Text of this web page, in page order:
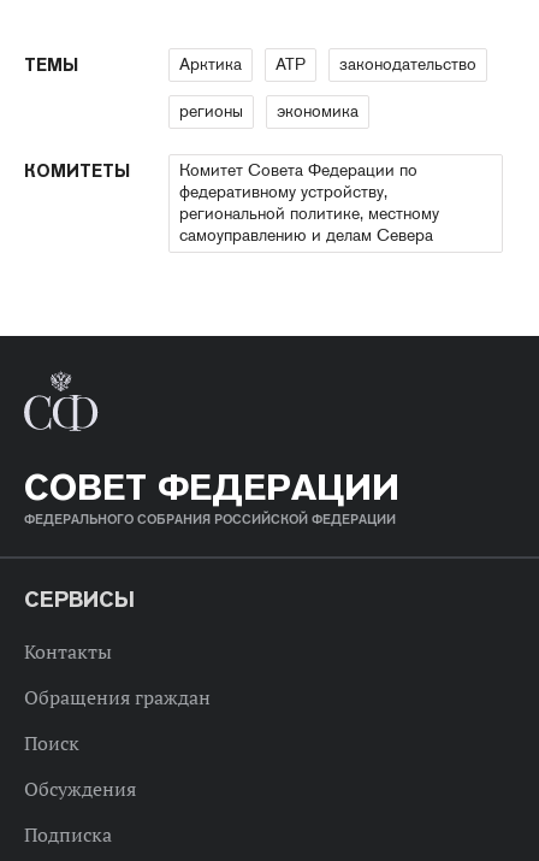
ТЕМЫ Арктика АТР законодательство
регионы экономика
КОМИТЕТЫ
Комитет Совета Федерации по
федеративному устройству,
региональной политике, местному
самоуправлению и делам Севера
СОВЕТ ФЕДЕРАЦИИ
ФЕДЕРАЛЬНОГО СОБРАНИЯ РОССИЙСКОЙ ФЕДЕРАЦИИ
СЕРВИСЫ
Контакты
Обращения граждан
Поиск
Обсуждения
Подписка